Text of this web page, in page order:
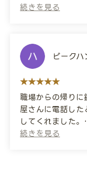
ことだったので、
キーというのを
ました。
防犯性が高く、
(Translated by
I wanted a lock
this locksmith to
They offered
the
ピークハ
職場からの帰りに
屋さんに電話した
してくれました。
先に電話してた他